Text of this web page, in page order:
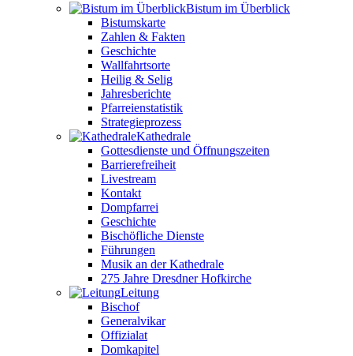
Bistum im Überblick
Bistumskarte
Zahlen & Fakten
Geschichte
Wallfahrtsorte
Heilig & Selig
Jahresberichte
Pfarreienstatistik
Strategieprozess
Kathedrale
Gottesdienste und Öffnungszeiten
Barrierefreiheit
Livestream
Kontakt
Dompfarrei
Geschichte
Bischöfliche Dienste
Führungen
Musik an der Kathedrale
275 Jahre Dresdner Hofkirche
Leitung
Bischof
Generalvikar
Offizialat
Domkapitel